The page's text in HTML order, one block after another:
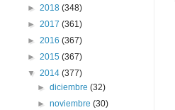
► 2018 (348)
► 2017 (361)
► 2016 (367)
► 2015 (367)
▼ 2014 (377)
►diciembre(32)
►noviembre(30)